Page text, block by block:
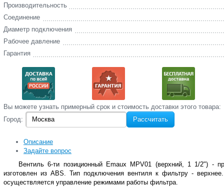
Производительность
Соединение
Диаметр подключения
Рабочее давление
Гарантия
Вы‌ можете‌ узнать‌ примерный срок и стоимость‌ доставки этого товара:
Город:
Рассчитать
Описание
Задайте вопрос
Вентиль 6-ти позиционный Emaux MPV01 (верхний, 1 1/2") -
изготовлен из ABS. Тип подключения вентиля к фильтру -
осуществляется управление режимами работы фильтра.